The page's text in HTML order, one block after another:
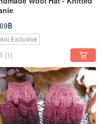
฿
Exclusive
5 (1)